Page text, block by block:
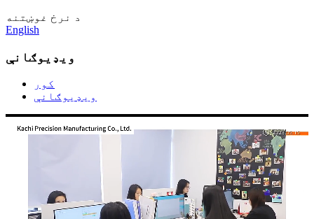
د نرخ غوښتنه
English
ویډیوګانې
کور
ویډیوګانې